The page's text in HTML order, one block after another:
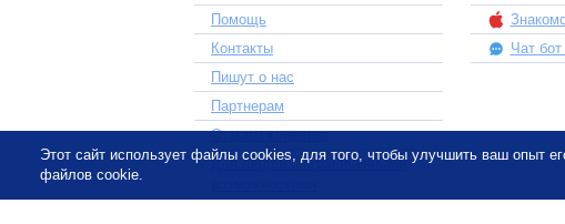
Помощь
Контакты
Пишут о нас
Партнерам
Отзывы клиентов
Для людей с ограниченными
Чат
Этот сайт использует файлы cookies, для того, чтобы улучшить ваш опыт
файлов cookie.